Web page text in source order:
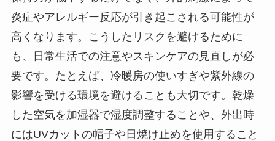
炎症やアレルギー反応が引き起こされる可能性が
高くなります。こうしたリスクを避けるために
も、日常生活での注意やスキンケアの見直しが必
要です。たとえば、冷暖房の使いすぎや紫外線の
影響を受ける環境を避けることも大切です。乾燥
した空気を加湿器で湿度調整することや、外出時
にはUVカットの帽子や日焼け止めを使用すること